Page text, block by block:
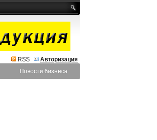
RSS
Авторизация
Новости бизнеса